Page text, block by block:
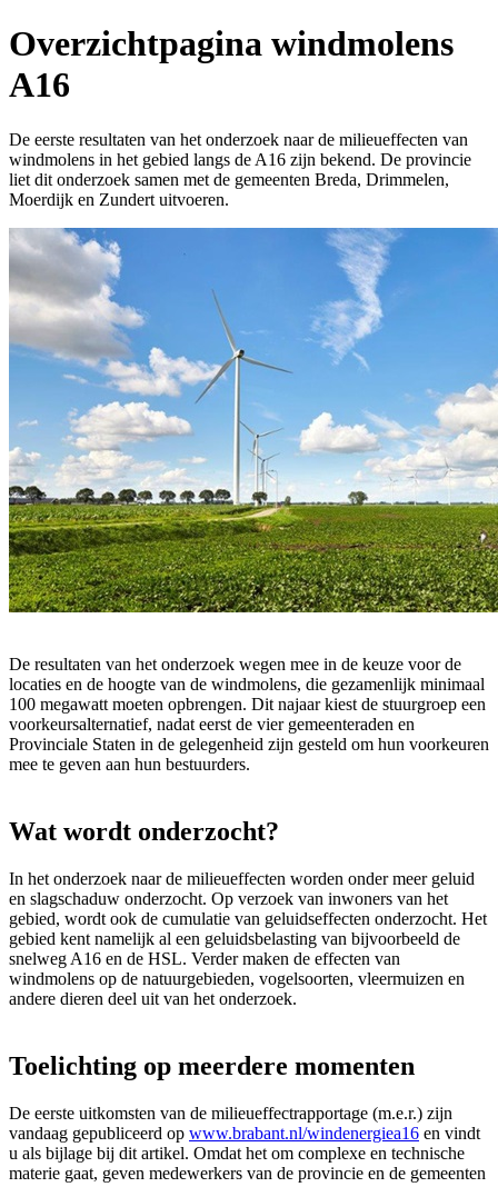
Overzichtpagina windmolens
A16
De eerste resultaten van het onderzoek naar de milieueffecten van
windmolens in het gebied langs de A16 zijn bekend. De provincie
liet dit onderzoek samen met de gemeenten Breda, Drimmelen,
Moerdijk en Zundert uitvoeren.
De resultaten van het onderzoek wegen mee in de keuze voor de
locaties en de hoogte van de windmolens, die gezamenlijk minimaal
100 megawatt moeten opbrengen. Dit najaar kiest de stuurgroep een
voorkeursalternatief, nadat eerst de vier gemeenteraden en
Provinciale Staten in de gelegenheid zijn gesteld om hun voorkeuren
mee te geven aan hun bestuurders.
Wat wordt onderzocht?
In het onderzoek naar de milieueffecten worden onder meer geluid
en slagschaduw onderzocht. Op verzoek van inwoners van het
gebied, wordt ook de cumulatie van geluidseffecten onderzocht. Het
gebied kent namelijk al een geluidsbelasting van bijvoorbeeld de
snelweg A16 en de HSL. Verder maken de effecten van
windmolens op de natuurgebieden, vogelsoorten, vleermuizen en
andere dieren deel uit van het onderzoek.
Toelichting op meerdere momenten
De eerste uitkomsten van de milieueffectrapportage (m.e.r.) zijn
vandaag gepubliceerd op www.brabant.nl/windenergiea16 en vindt
u als bijlage bij dit artikel. Omdat het om complexe en technische
materie gaat, geven medewerkers van de provincie en de gemeenten